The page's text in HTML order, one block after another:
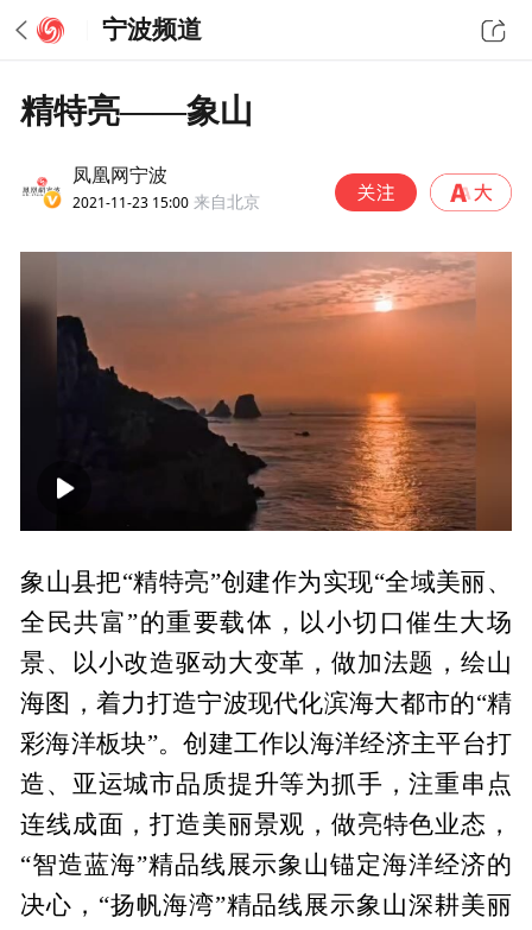
宁波频道
精特亮——象山
凤凰网宁波
2021-11-23 15:00 来自北京
02:49
象山县把“精特亮”创建作为实现“全域美丽、
全民共富”的重要载体，以小切口催生大场
景、以小改造驱动大变革，做加法题，绘山
海图，着力打造宁波现代化滨海大都市的“精
彩海洋板块”。创建工作以海洋经济主平台打
造、亚运城市品质提升等为抓手，注重串点
连线成面，打造美丽景观，做亮特色业态，
“智造蓝海”精品线展示象山锚定海洋经济的
决心，“扬帆海湾”精品线展示象山深耕美丽